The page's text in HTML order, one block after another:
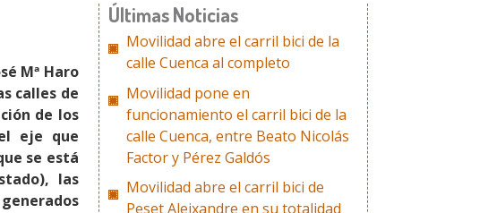
Mª Haro
calles de
de los
eje que
se está
las
Últimas Noticias
Movilidad abre el carril bici de la
calle Cuenca al completo
Movilidad pone en
funcionamiento el carril bici de la
calle Cuenca, entre Beato Nicolás
Factor y Pérez Galdós
Movilidad abre el carril bici de
Peset Aleixandre en su totalidad